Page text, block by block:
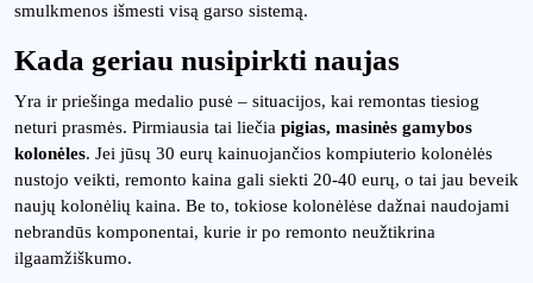
smulkmenos išmesti visą garso sistemą.
Kada geriau nusipirkti naujas
Yra ir priešinga medalio pusė – situacijos, kai remontas tiesiog
neturi prasmės. Pirmiausia tai liečia pigias, masinės gamybos
kolonėles. Jei jūsų 30 eurų kainuojančios kompiuterio kolonėlės
nustojo veikti, remonto kaina gali siekti 20-40 eurų, o tai jau beveik
naujų kolonėlių kaina. Be to, tokiose kolonėlėse dažnai naudojami
nebrandūs komponentai, kurie ir po remonto neužtikrina
ilgaamžiškumo.